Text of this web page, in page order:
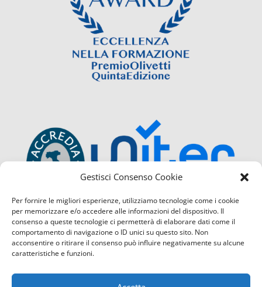
Gestisci Consenso Cookie
Per fornire le migliori esperienze, utilizziamo tecnologie come i cookie
per memorizzare e/o accedere alle informazioni del dispositivo. Il
consenso a queste tecnologie ci permetterà di elaborare dati come il
comportamento di navigazione o ID unici su questo sito. Non
acconsentire o ritirare il consenso può influire negativamente su alcune
caratteristiche e funzioni.